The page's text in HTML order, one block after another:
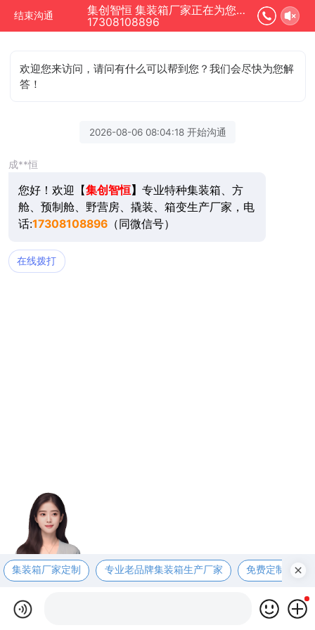
结束沟通
集创智恒 集装箱厂家正在为您服务
17308108896
欢迎您来访问，请问有什么可以帮到您？我们会尽快为您解
答！
2026-08-06 08:04:18 开始沟通
成**恒
您好！欢迎【集创智恒】 专业特种集装箱、方
舱、预制舱、野营房、撬装、箱变生产厂家，电
话:17308108896（同微信号）
在线拨打
集装箱厂家定制 专业老品牌集装箱生产厂家 免费定制设计